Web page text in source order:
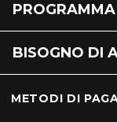
BISOGNO DI
METODI DI